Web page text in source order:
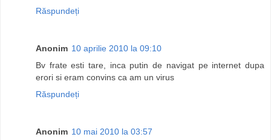
Răspundeți
Anonim 10 aprilie 2010 la 09:10
Bv frate esti tare, inca putin de navigat pe internet dupa
erori si eram convins ca am un virus
Răspundeți
Anonim 10 mai 2010 la 03:57